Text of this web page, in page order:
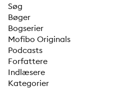
Søg
Bøger
Bogserier
Mofibo Originals
Podcasts
Forfattere
Indlæsere
Kategorier